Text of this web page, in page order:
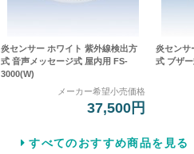
炎センサー ホワイト 紫外線検出方
式 音声メッセージ式 屋内用 FS-
3000(W)
メーカー希望小売価格
37,500円
炎センサ
式 ブザ
すべてのおすすめ商品を見る